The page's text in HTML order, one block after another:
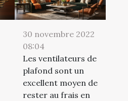
30 novembre 2022
08:04
Les ventilateurs de
plafond sont un
excellent moyen de
rester au frais en